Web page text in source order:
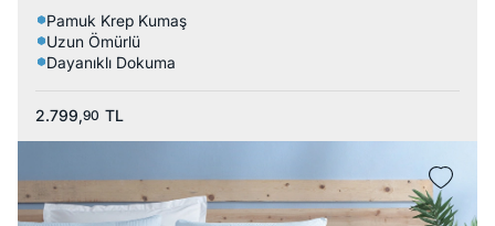
Pamuk Krep Kumaş
Uzun Ömürlü
Dayanıklı Dokuma
2.799,90 TL